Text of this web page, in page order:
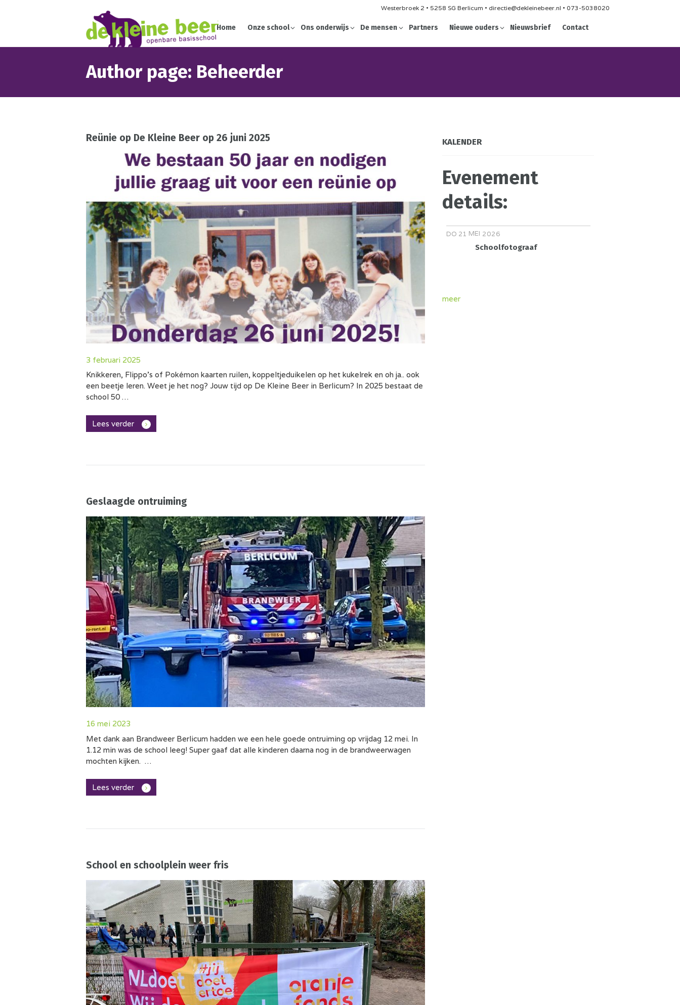
Westerbroek 2 • 5258 SG Berlicum • directie@dekleinebeer.nl • 073-5038020
Home Onze school Ons onderwijs De mensen Partners Nieuwe ouders Nieuwsbrief Contact
Author page: Beheerder
Reünie op De Kleine Beer op 26 juni 2025
3 februari 2025
Knikkeren, Flippo’s of Pokémon kaarten ruilen, koppeltjeduikelen op het kukelrek en oh ja.. ook
een beetje leren. Weet je het nog? Jouw tijd op De Kleine Beer in Berlicum? In 2025 bestaat de
school 50 …
Lees verder
Geslaagde ontruiming
16 mei 2023
Met dank aan Brandweer Berlicum hadden we een hele goede ontruiming op vrijdag 12 mei. In
1.12 min was de school leeg! Super gaaf dat alle kinderen daarna nog in de brandweerwagen
mochten kijken. …
Lees verder
School en schoolplein weer fris
KALENDER
Evenement
details:
DO 21 MEI 2026
Schoolfotograaf
meer